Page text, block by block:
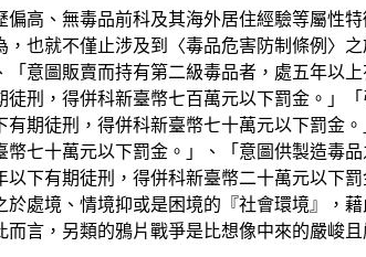
高、無毒品前科及其海外居住經驗等屬性
也就不僅止涉及到〈毒品危害防制條例〉
意圖販賣而持有第二級毒品者，處五年以
刑，得併科新臺幣七百萬元以下罰金。」
期徒刑，得併科新臺幣七十萬元以下罰金
七十萬元以下罰金。」、「意圖供製造毒
下有期徒刑，得併科新臺幣二十萬元以下
處境、情境抑或是困境的『社會環境』，
言，另類的鴉片戰爭是比想像中來的嚴峻